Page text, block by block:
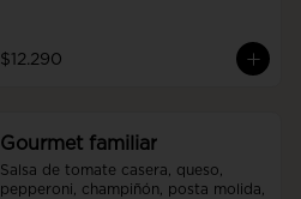
$12.290
Gourmet familiar
Salsa de tomate casera, queso,
pepperoni, champiñón, posta molida,